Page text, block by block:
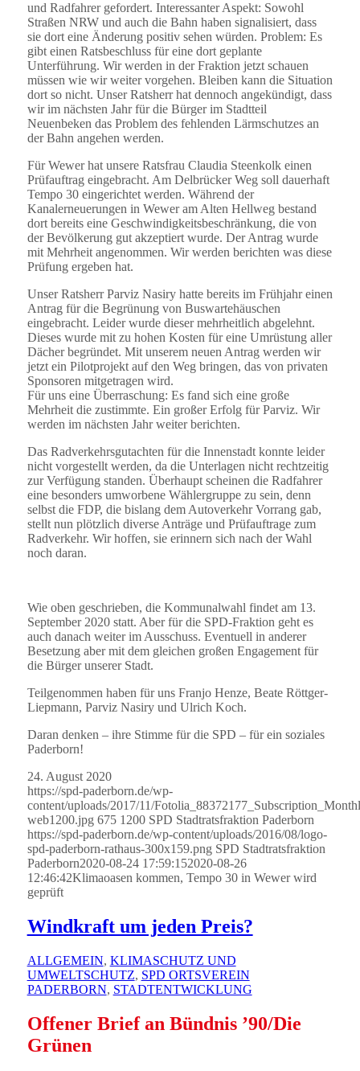
und Radfahrer gefordert. Interessanter Aspekt: Sowohl
Straßen NRW und auch die Bahn haben signalisiert, dass
sie dort eine Änderung positiv sehen würden. Problem: Es
gibt einen Ratsbeschluss für eine dort geplante
Unterführung. Wir werden in der Fraktion jetzt schauen
müssen wie wir weiter vorgehen. Bleiben kann die Situation
dort so nicht. Unser Ratsherr hat dennoch angekündigt, dass
wir im nächsten Jahr für die Bürger im Stadtteil
Neuenbeken das Problem des fehlenden Lärmschutzes an
der Bahn angehen werden.
Für Wewer hat unsere Ratsfrau Claudia Steenkolk einen
Prüfauftrag eingebracht. Am Delbrücker Weg soll dauerhaft
Tempo 30 eingerichtet werden. Während der
Kanalerneuerungen in Wewer am Alten Hellweg bestand
dort bereits eine Geschwindigkeitsbeschränkung, die von
der Bevölkerung gut akzeptiert wurde. Der Antrag wurde
mit Mehrheit angenommen. Wir werden berichten was diese
Prüfung ergeben hat.
Unser Ratsherr Parviz Nasiry hatte bereits im Frühjahr einen
Antrag für die Begrünung von Buswartehäuschen
eingebracht. Leider wurde dieser mehrheitlich abgelehnt.
Dieses wurde mit zu hohen Kosten für eine Umrüstung aller
Dächer begründet. Mit unserem neuen Antrag werden wir
jetzt ein Pilotprojekt auf den Weg bringen, das von privaten
Sponsoren mitgetragen wird.
Für uns eine Überraschung: Es fand sich eine große
Mehrheit die zustimmte. Ein großer Erfolg für Parviz. Wir
werden im nächsten Jahr weiter berichten.
Das Radverkehrsgutachten für die Innenstadt konnte leider
nicht vorgestellt werden, da die Unterlagen nicht rechtzeitig
zur Verfügung standen. Überhaupt scheinen die Radfahrer
eine besonders umworbene Wählergruppe zu sein, denn
selbst die FDP, die bislang dem Autoverkehr Vorrang gab,
stellt nun plötzlich diverse Anträge und Prüfauftrage zum
Radverkehr. Wir hoffen, sie erinnern sich nach der Wahl
noch daran.
Wie oben geschrieben, die Kommunalwahl findet am 13.
September 2020 statt. Aber für die SPD-Fraktion geht es
auch danach weiter im Ausschuss. Eventuell in anderer
Besetzung aber mit dem gleichen großen Engagement für
die Bürger unserer Stadt.
Teilgenommen haben für uns Franjo Henze, Beate Röttger-
Liepmann, Parviz Nasiry und Ulrich Koch.
Daran denken – ihre Stimme für die SPD – für ein soziales
Paderborn!
24. August 2020
https://spd-paderborn.de/wp-
content/uploads/2017/11/
web1200.jpg 675 1200 SPD Stadtratsfraktion Paderborn
https://spd-paderborn.de/wp-content/uploads/2016/08/logo-
spd-paderborn-rathaus-300x159.png SPD Stadtratsfraktion
Paderborn2020-08-24 17:59:152020-08-26
12:46:42Klimaoasen kommen, Tempo 30 in Wewer wird
geprüft
Windkraft um jeden Preis?
ALLGEMEIN, KLIMASCHUTZ UND
UMWELTSCHUTZ, SPD ORTSVEREIN
PADERBORN, STADTENTWICKLUNG
Offener Brief an Bündnis ’90/Die
Grünen